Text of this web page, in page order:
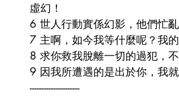
虛幻！
6 世人行動實係幻影，他們忙
7 主啊，如今我等什麼呢？我的
8 求你救我脫離一切的過犯，
9 因我所遭遇的是出於你，我就
---------------------